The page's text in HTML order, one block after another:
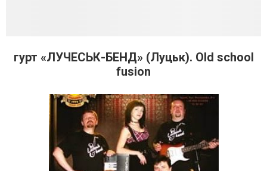
гурт «ЛУЧЕСЬК-БЕНД» (Луцьк). Old school
fusion